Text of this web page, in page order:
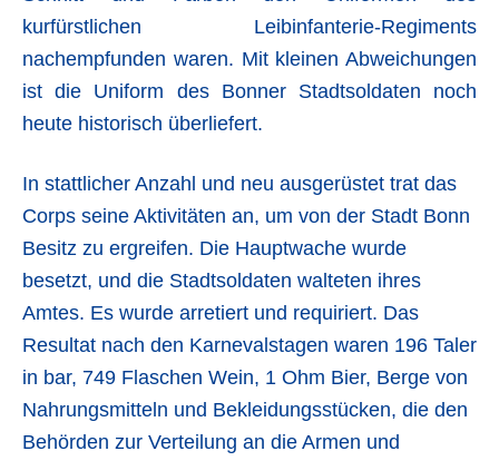
kurfürstlichen Leibinfanterie-Regiments
nachempfunden waren. Mit kleinen Abweichungen
ist die Uniform des Bonner Stadtsoldaten noch
heute historisch überliefert.
In stattlicher Anzahl und neu ausgerüstet trat das
Corps seine Aktivitäten an, um von der Stadt Bonn
Besitz zu ergreifen. Die Hauptwache wurde
besetzt, und die Stadtsoldaten walteten ihres
Amtes. Es wurde arretiert und requiriert. Das
Resultat nach den Karnevalstagen waren 196 Taler
in bar, 749 Flaschen Wein, 1 Ohm Bier, Berge von
Nahrungsmitteln und Bekleidungsstücken, die den
Behörden zur Verteilung an die Armen und